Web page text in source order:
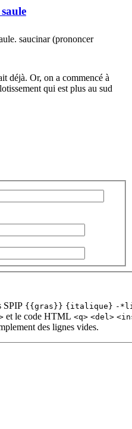
saucinar (prononcer
déjà. Or, on a commencé à
qui est plus au sud
SPIP {{gras}} {italique} -
et le code HTML <q> <del>
des lignes vides.